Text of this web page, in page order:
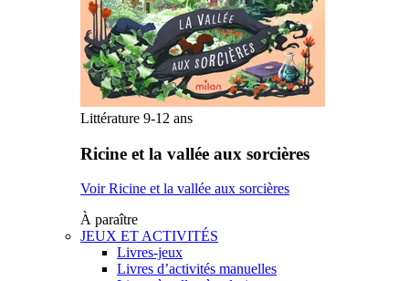
Littérature 9-12 ans
Ricine et la vallée aux sorcières
Voir Ricine et la vallée aux sorcières
À paraître
JEUX ET ACTIVITÉS
Livres-jeux
Livres d’activités manuelles